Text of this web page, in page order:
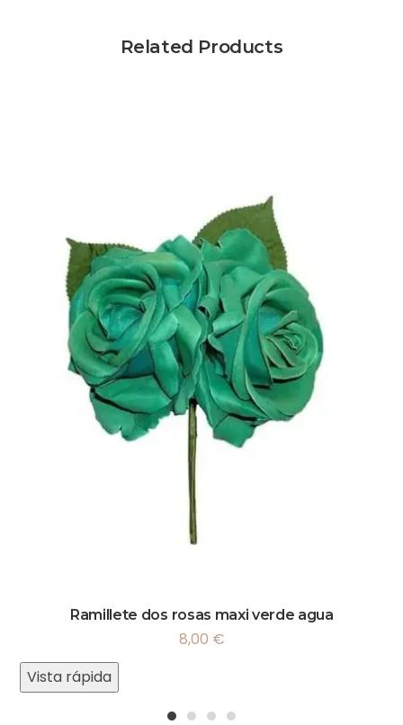
Related Products
Ramillete dos rosas maxi verde agua
8,00 €
Vista rápida